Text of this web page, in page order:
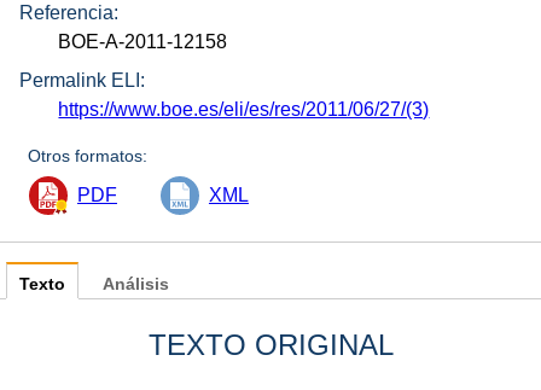
Referencia:
BOE-A-2011-12158
Permalink ELI:
https://www.boe.es/eli/es/res/2011/06/27/(3)
Otros formatos:
PDF XML
Texto
TEXTO ORIGINAL
Análisis